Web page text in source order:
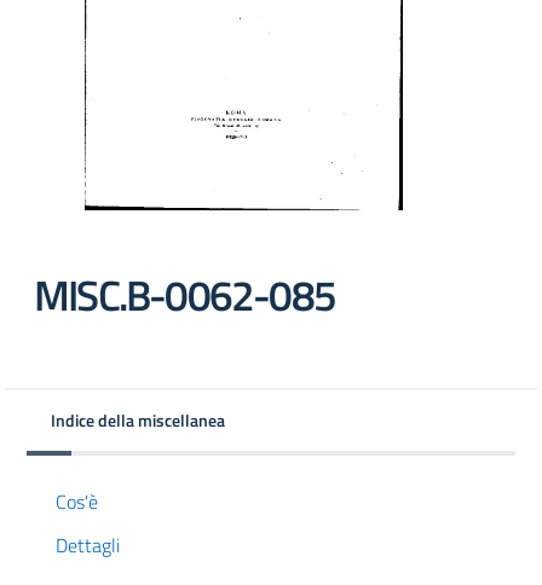
MISC.B-0062-085
Indice della miscellanea
Cos'è
Dettagli